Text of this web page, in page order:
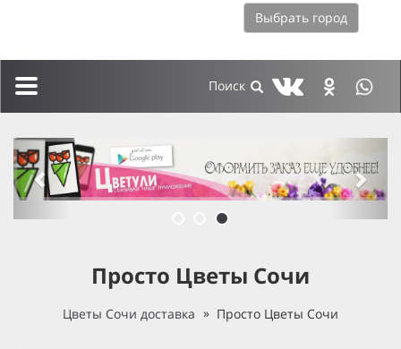
Выбрать город
Toggle
previous
Просто Цветы Сочи
Цветы Сочи доставка Просто Цветы Сочи